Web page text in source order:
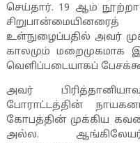
செய்தார். 19 ஆம்
உள்நுழைப்பதில் அவர்
காலமும்
வெளிப்படையாகப்
அவர்
போராட்டத்தின்
கோபத்தின் முக்கிய
அல்ல.